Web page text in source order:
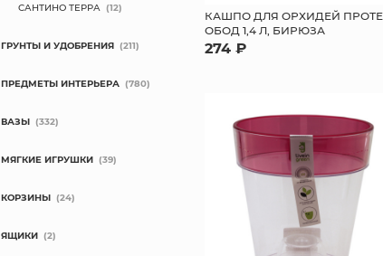
КАШПО ДЛЯ ОРХИДЕЙ
ОБОД 1,4 Л, БИРЮЗА
274 ₽
САНТИНО ТЕРРА (12)
ГРУНТЫ И УДОБРЕНИЯ (211)
ПРЕДМЕТЫ ИНТЕРЬЕРА (780)
ВАЗЫ (332)
МЯГКИЕ ИГРУШКИ (39)
КОРЗИНЫ (24)
ЯЩИКИ (2)